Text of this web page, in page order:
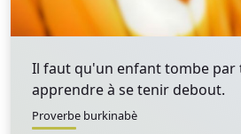
Il faut qu'un enfant tombe
apprendre à se tenir debout.
Proverbe burkinabè